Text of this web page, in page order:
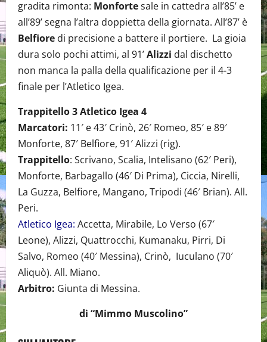
gradita rimonta: Monfortesale in cattedra all’85’ e
all’89’ segna l’altra doppietta della giornata. All’87’ è
Belfiore di precisione a battere il portiere. La gioia
dura solo pochi attimi, al 91’Alizzi dal dischetto
non manca la palla della qualificazione per il 4-3
finale per l’Atletico Igea.
Trappitello 3 Atletico Igea 4
Marcatori: 11′ e 43′ Crinò, 26′ Romeo, 85′ e 89′
Monforte, 87′ Belfiore, 91′ Alizzi (rig).
Trappitello: Scrivano, Scalia, Intelisano (62′ Peri),
Monforte, Barbagallo (46′ Di Prima), Ciccia, Nirelli,
La Guzza, Belfiore, Mangano, Tripodi (46′ Brian). All.
Peri.
Atletico Igea: Accetta, Mirabile, Lo Verso (67′
Leone), Alizzi, Quattrocchi, Kumanaku, Pirri, Di
Salvo, Romeo (40′ Messina), Crinò, Iuculano (70′
Aliquò). All. Miano.
Arbitro: Giunta di Messina.
di “Mimmo Muscolino”